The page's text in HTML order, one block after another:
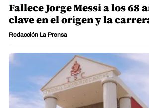
Fallece Jorge Messi a los 68
clave en el origen y la
Redacción La Prensa